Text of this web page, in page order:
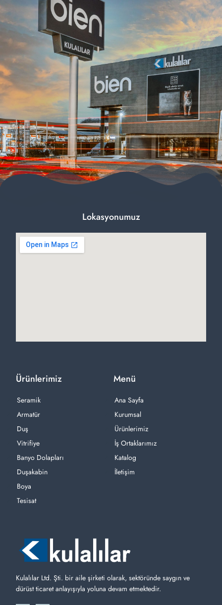
Kulalılar Ltd. Şti. bir aile şirketi olarak, sektöründe saygın ve
dürüst ticaret anlayışıyla yoluna devam etmektedir.
Menü
Ana Sayfa
Kurumsal
Ürünlerimiz
İş Ortaklarımız
Katalog
İletişim
Ürünlerimiz
Seramik
Armatür
Duş
Vitrifiye
Banyo Dolapları
Duşakabin
Boya
Tesisat
Lokasyonumuz